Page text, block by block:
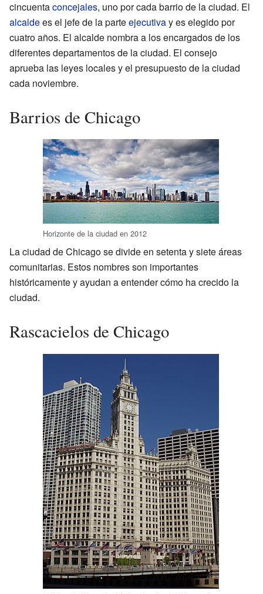
cincuentaconcejales, uno por cada barrio de la ciudad. El
alcaldees el jefe de la parteejecutivay es elegido por
cuatro años. El alcalde nombra a los encargados de los
diferentes departamentos de la ciudad. El consejo
aprueba las leyes locales y el presupuesto de la ciudad
cada noviembre.
Barrios de Chicago
Horizonte de la ciudad en 2012
La ciudad de Chicago se divide en setenta y siete áreas
comunitarias. Estos nombres son importantes
históricamente y ayudan a entender cómo ha crecido la
ciudad.
Rascacielos de Chicago